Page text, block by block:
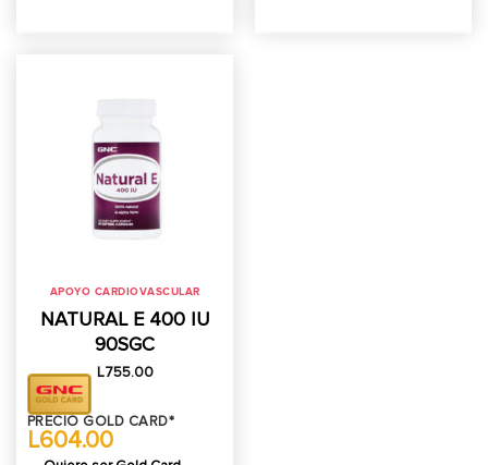
APOYO CARDIOVASCULAR
NATURAL E 400 IU
90SGC
L755.00
PRECIO GOLD CARD*
L604.00